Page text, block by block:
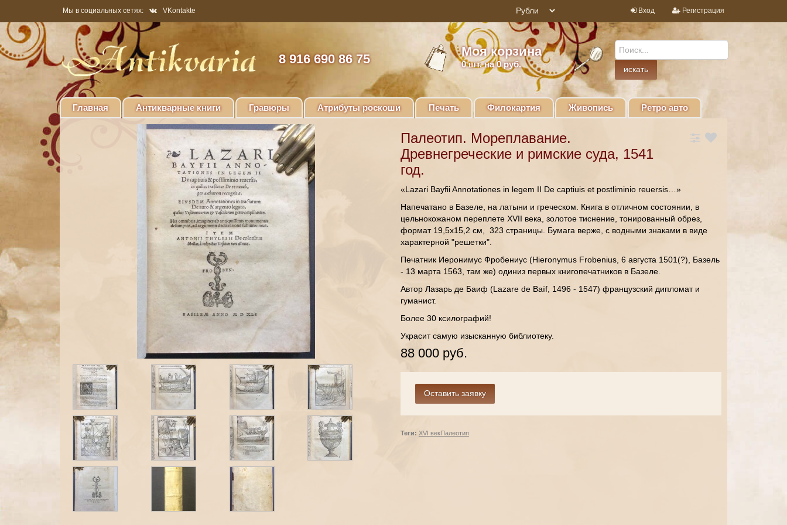
Мы в социальных сетях: VKontakte Вход Регистрация
8 916 690 86 75
Моя корзина
0шт. на 0 руб.
Главная Антикварные книги Гравюры Атрибуты роскоши Печать Филокартия Живопись Ретро авто
Палеотип. Мореплавание.
Древнегреческие и римские суда, 1541
год.
«Lazari Bayfii Annotationes in legem II De captiuis et postliminio reuersis…»
Напечатано в Базеле, на латыни и греческом. Книга в отличном состоянии, в
цельнокожаном переплете XVII века, золотое тиснение, тонированный обрез,
формат 19,5х15,2 см, 323 страницы. Бумага верже, с водными знаками в виде
характерной "решетки".
Печатник Иеронимус Фробениус (Hieronymus Frobenius, 6 августа 1501(?), Базель
- 13 марта 1563, там же) одиниз первых книгопечатников в Базеле.
Автор Лазарь де Баиф (Lazare de Baïf, 1496 - 1547) французский дипломат и
гуманист.
Более 30 ксилографий!
Украсит самую изысканную библиотеку.
88 000 руб.
Теги: XVI векПалеотип